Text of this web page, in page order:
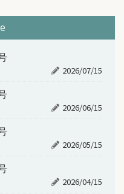
2026/07/15
2026/06/15
2026/05/15
2026/04/15